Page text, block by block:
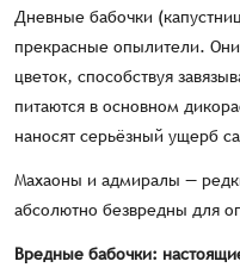
Дневные бабочки
прекрасные опылители.
цветок, способствуя
питаются в основном
наносят серьёзный ущерб
Махаоны и адмиралы —
абсолютно безвредны для
Вредные бабочки: